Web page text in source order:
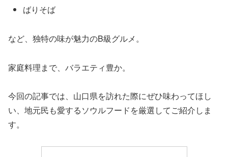
ばりそば
など、独特の味が魅力のB級グルメ。
家庭料理まで、バラエティ豊か。
今回の記事では、山口県を訪れた際にぜひ味わってほし
い、地元民も愛するソウルフードを厳選してご紹介しま
す。